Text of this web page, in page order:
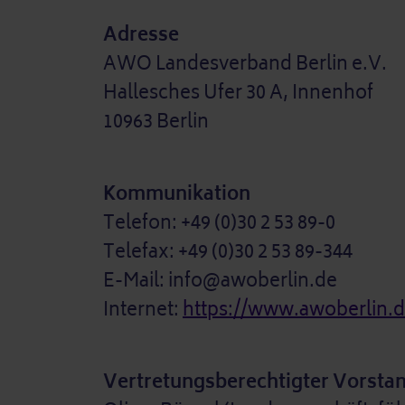
Adresse
AWO Landesverband Berlin e.V.
Hallesches Ufer 30 A, Innenhof
10963 Berlin
Kommunikation
Telefon: +49 (0)30 2 53 89-0
Telefax: +49 (0)30 2 53 89-344
E-Mail: info@awoberlin.de
Internet:https://
Vertretungsberechtigter